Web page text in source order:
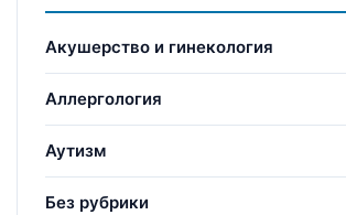
Акушерство и гинекология
Аллергология
Аутизм
Без рубрики